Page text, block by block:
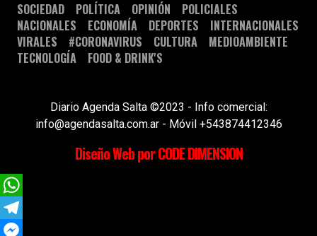
SOCIEDAD POLÍTICA OPINIÓN
POLICIALES
NACIONALES
ECONOMÍA DEPORTES
INTERNACIONALES
VIRALES
#CORONAVIRUS CULTURA
MEDIOAMBIENTE
TECNOLOGÍA
FOOD & DRINK'S
Diario Agenda Salta ©2023 - Info comercial:
info@agendasalta.com.ar - Móvil +543874412346
Diseño Web por CODE DIMENSION
WhatsApp
Telegram